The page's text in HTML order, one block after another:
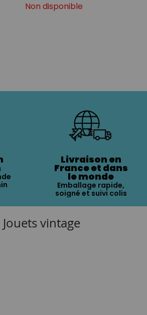
Non disponible
Livraison en
France et dans
le monde
Emballage rapide,
soigné et suivi colis
Jouets vintage